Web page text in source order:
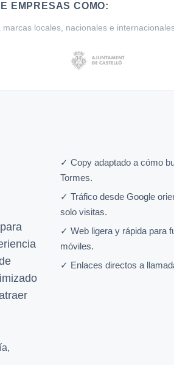
EMPRESAS COMO:
locales, nacionales e
✓ Copy adaptado a cómo
Tormes.
✓ Tráfico desde Google
solo visitas.
✓ Web ligera y rápida para
móviles.
✓ Enlaces directos a